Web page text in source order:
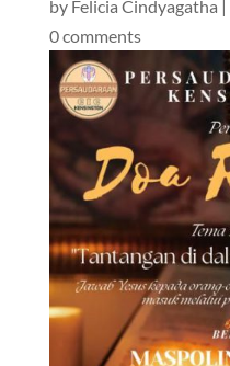
by Felicia Cindyagatha |
0 comments